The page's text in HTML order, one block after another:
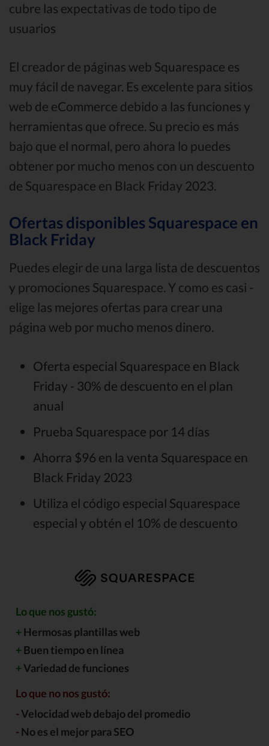
cubre las expectativas de todo tipo de
usuarios
El creador de páginas web Squarespace es
muy fácil de navegar. Es excelente para sitios
web de eCommerce debido a las funciones y
herramientas que ofrece. Su precio es más
bajo que el normal, pero ahora lo puedes
obtener por mucho menos con un descuento
de Squarespace en Black Friday 2023.
Ofertas disponibles Squarespace en
Black Friday
Puedes elegir de una larga lista de descuentos
y promociones Squarespace. Y como es casi -
elige las mejores ofertas para crear una
página web por mucho menos dinero.
Oferta especial Squarespace en Black
Friday - 30% de descuento en el plan
anual
Prueba Squarespace por 14 días
Ahorra $96 en la venta Squarespace en
Black Friday 2023
Utiliza el código especial Squarespace
especial y obtén el 10% de descuento
Lo que nos gustó:
+Hermosas plantillas web
+Buen tiempo en línea
+Variedad de funciones
Lo que no nos gustó:
-Velocidad web debajo del promedio
-No es el mejor para SEO